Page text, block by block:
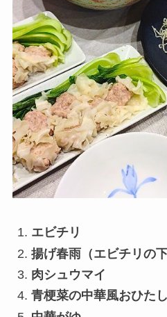
エビチリ
揚げ春雨（エビチリの
肉シュウマイ
青梗菜の中華風おひたし